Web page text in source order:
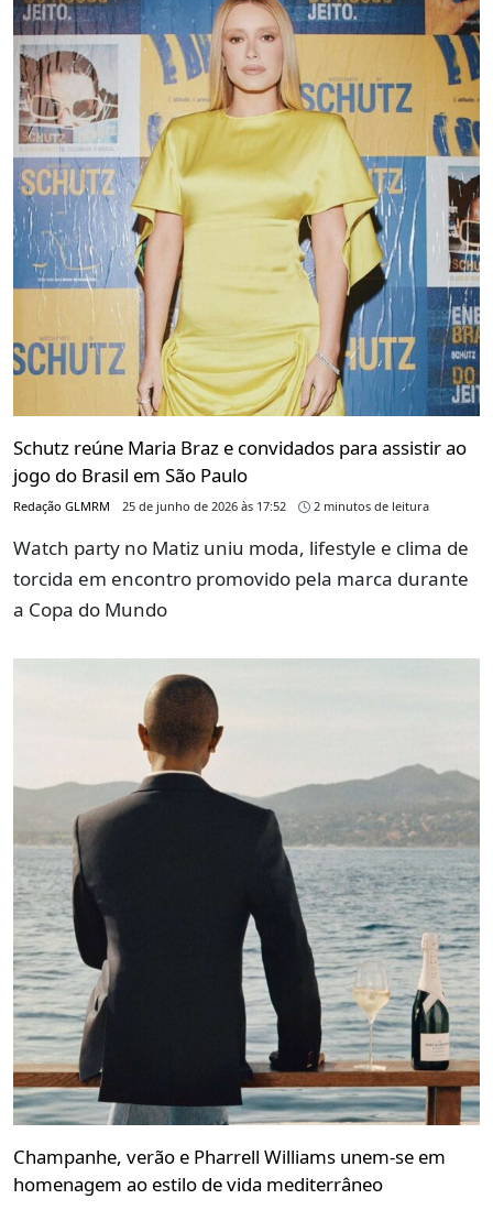
Schutz reúne Maria Braz e convidados para assistir ao
jogo do Brasil em São Paulo
Redação GLMRM 25 de junho de 2026 às 17:52 2 minutos de leitura
Watch party no Matiz uniu moda, lifestyle e clima de
torcida em encontro promovido pela marca durante
a Copa do Mundo
Champanhe, verão e Pharrell Williams unem-se em
homenagem ao estilo de vida mediterrâneo